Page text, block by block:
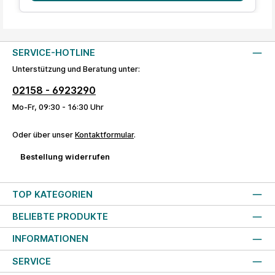
SERVICE-HOTLINE
Unterstützung und Beratung unter:
02158 - 6923290
Mo-Fr, 09:30 - 16:30 Uhr
Oder über unser Kontaktformular.
Bestellung widerrufen
TOP KATEGORIEN
BELIEBTE PRODUKTE
INFORMATIONEN
SERVICE